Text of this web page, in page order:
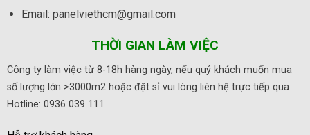
Email: panelviethcm@gmail.com
THỜI GIAN LÀM VIỆC
Công ty làm việc từ 8-18h hàng ngày, nếu quý khách muốn mua
số lượng lớn >3000m2 hoặc đặt sỉ vui lòng liên hệ trực tiếp qua
Hotline: 0936 039 111